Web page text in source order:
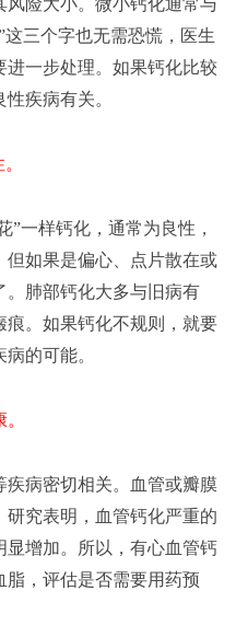
险大小。微小钙化通常与
这三个字也无需恐慌，医生
一步处理。如果钙化比较
疾病有关。
”一样钙化，通常为良性，
但如果是偏心、点片散在或
。肺部钙化大多与旧病有
痕。如果钙化不规则，就要
的可能。
疾病密切相关。血管或瓣膜
究表明，血管钙化严重的
显增加。所以，有心血管钙
，评估是否需要用药预